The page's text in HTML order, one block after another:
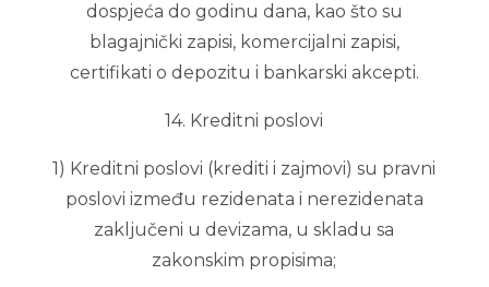
dospjeća do godinu dana, kao što su
blagajnički zapisi, komercijalni zapisi,
certifikati o depozitu i bankarski akcepti.
14. Kreditni poslovi
1) Kreditni poslovi (krediti i zajmovi) su pravni
poslovi između rezidenata i nerezidenata
zaključeni u devizama, u skladu sa
zakonskim propisima;